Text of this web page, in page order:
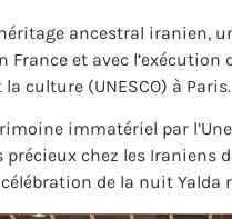
ancestral iranien,
France et avec
culture (UNESCO) à Paris.
immatériel par
chez les Iraniens
de la nuit